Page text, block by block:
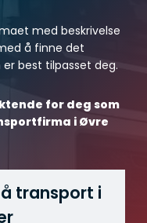
med beskrivelse
å finne det
best tilpasset deg.
for deg som
i Øvre
transport i